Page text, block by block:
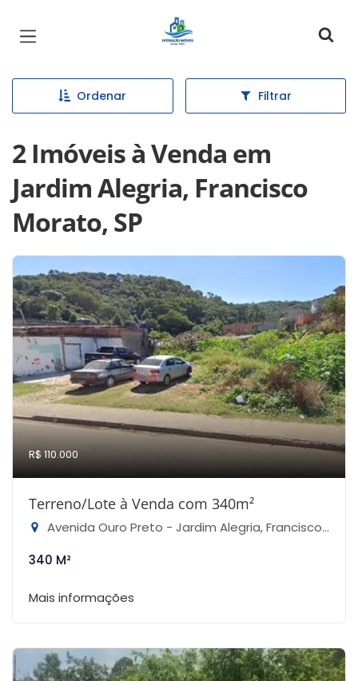
Página inicial
Ordenar Filtrar
2 Imóveis à Venda em
Jardim Alegria, Francisco
Morato, SP
R$ 110.000
Terreno/Lote à Venda com 340m²
Avenida Ouro Preto - Jardim Alegria, Francisco Morato-SP
340 M²
Mais informações